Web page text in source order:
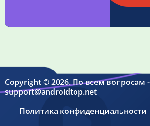
Copyright © 2026. По всем вопросам -
support@androidtop.net
Политика конфиденциальности